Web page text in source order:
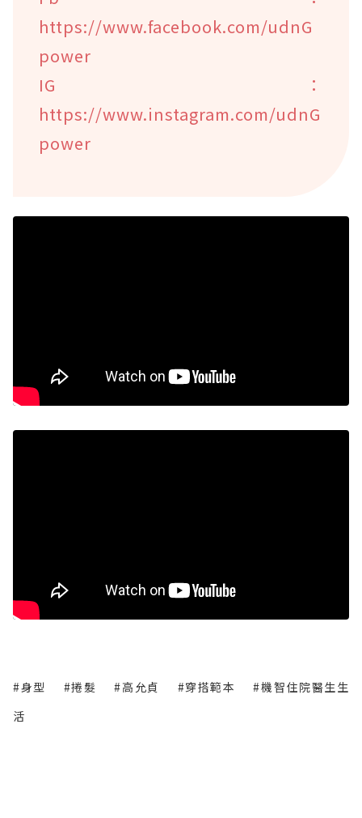
https://www.facebook.com/udnG
power
IG：
https://www.instagram.com/udnG
power
#身型 #捲髮 #高允貞 #穿搭範本
#機智住院醫生生
活